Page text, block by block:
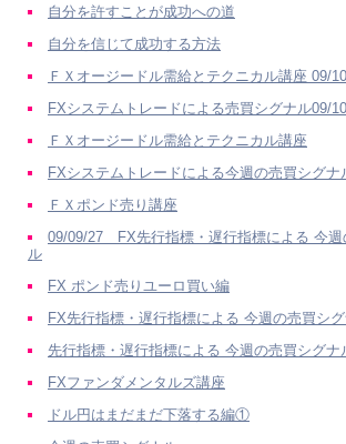
自分を許すことが成功への道
自分を信じて成功する方法
ＦＸオージードル需給とテクニカル講座 09/
FXシステムトレードによる売買シグナル09/
ＦＸオージードル需給とテクニカル講座
FXシステムトレードによる今週の売買シグナ
ＦＸポンド売り講座
09/09/27 FX先行指標・遅行指標による 今週
ル
FX ポンド売りユーロ買い編
先行指標・遅行指標による 今週の売買シグナ
FXファンダメンタルズ講座
ドル円はまだまだ下落する編①